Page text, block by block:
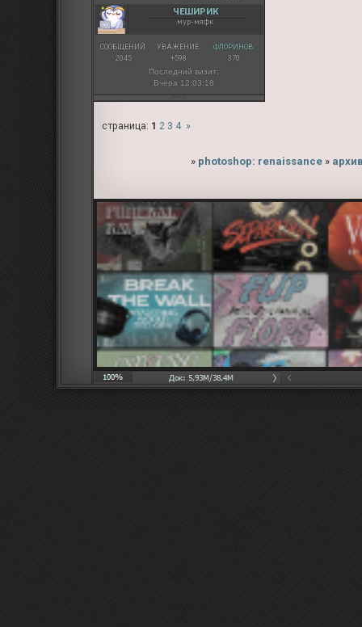
ЧЕШИРИК
мур-мяфк
СООБЩЕНИЙ:
2045
УВАЖЕНИЕ:
+598
ФЛОРИНОВ:
370
Последний визит:
Вчера 12:03:18
страница: 1 2 3 4 »
» photoshop: renaissance »